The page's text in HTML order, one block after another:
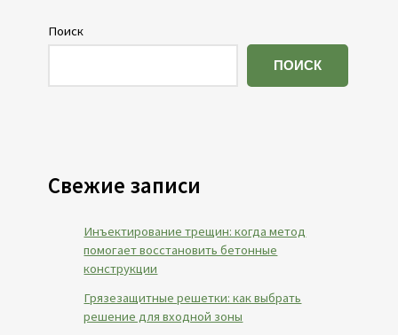
Поиск
ПОИСК
Свежие записи
Инъектирование трещин: когда метод
помогает восстановить бетонные
конструкции
Грязезащитные решетки: как выбрать
решение для входной зоны